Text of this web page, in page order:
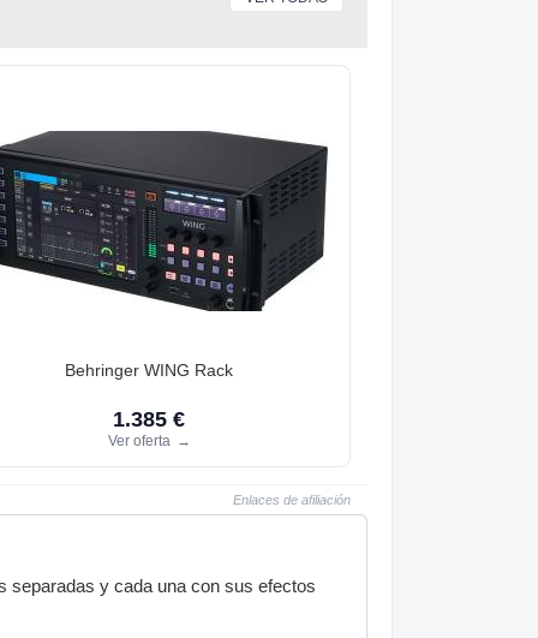
Behringer WING Rack
1.385 €
Ver oferta →
Enlaces de afiliación
separadas y cada una con sus efectos